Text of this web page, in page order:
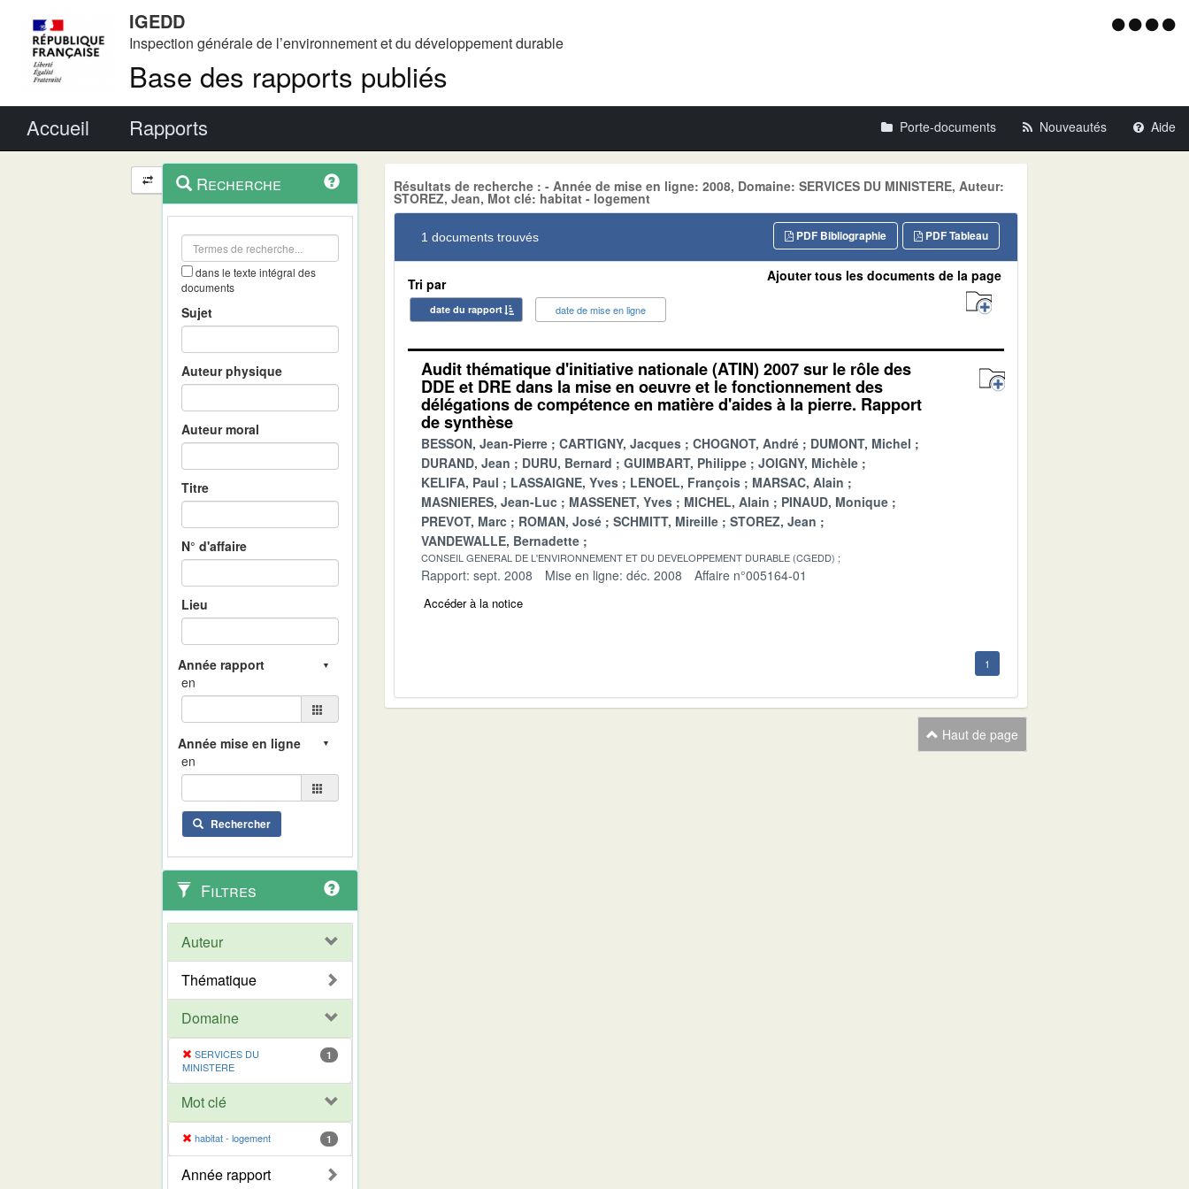
IGEDD
Inspection générale de l’environnement et du développement durable
Base des rapports publiés
Menu
Accueil Rapports Porte-documents Nouveautés Aide
Navigation
et
outils
contextuel
Recherche
dans le texte intégral des
documents
Sujet
Auteur physique
Auteur moral
Titre
N° d'affaire
Lieu
en
en
Rechercher
Filtres
Auteur
Thématique
Domaine
SERVICES DU
MINISTERE
1
Mot clé
habitat - logement 1
Année rapport
Résultats de recherche : - Année de mise en ligne: 2008, Domaine: SERVICES DU MINISTERE, Auteur:
STOREZ, Jean, Mot clé: habitat - logement
1 documents trouvés PDF Tableau
PDF Bibliographie
Tri par
date du rapport date de mise en ligne
Ajouter tous les documents de la page
Audit thématique d'initiative nationale (ATIN) 2007 sur le rôle des
DDE et DRE dans la mise en oeuvre et le fonctionnement des
délégations de compétence en matière d'aides à la pierre. Rapport
de synthèse
BESSON, Jean-Pierre CARTIGNY, Jacques CHOGNOT, André
DUMONT, Michel
DURAND, Jean
DURU, Bernard GUIMBART, Philippe
JOIGNY, Michèle
KELIFA, Paul
LASSAIGNE, Yves LENOEL, François
MARSAC, Alain
MASNIERES, Jean-Luc
MASSENET, Yves MICHEL, Alain
PINAUD, Monique
PREVOT, Marc
ROMAN, José SCHMITT, Mireille
STOREZ, Jean
VANDEWALLE, Bernadette
CONSEIL GENERAL DE L'ENVIRONNEMENT ET DU DEVELOPPEMENT DURABLE (CGEDD)
Rapport: sept. 2008 Mise en ligne: déc. 2008 Affaire n°005164-01
Accéder à la notice
1
Haut de page